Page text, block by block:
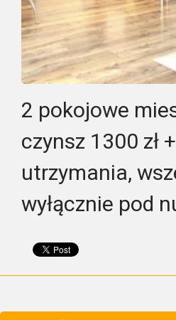
2 pokojowe
czynsz 1300 zł
utrzymania,
wyłącznie pod